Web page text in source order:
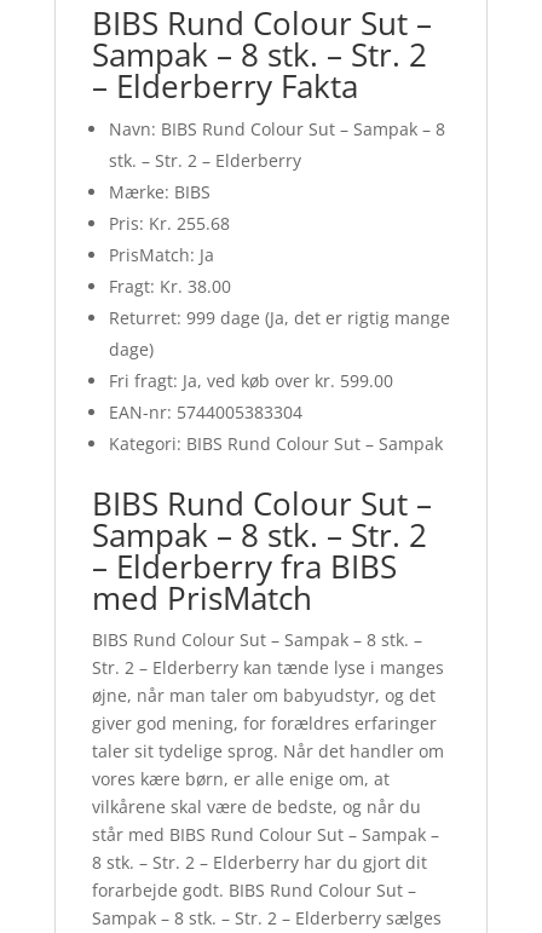
BIBS Rund Colour Sut –
Sampak – 8 stk. – Str. 2
– Elderberry Fakta
Navn: BIBS Rund Colour Sut – Sampak – 8
stk. – Str. 2 – Elderberry
Mærke: BIBS
Pris: Kr. 255.68
PrisMatch: Ja
Fragt: Kr. 38.00
Returret: 999 dage (Ja, det er rigtig mange
dage)
Fri fragt: Ja, ved køb over kr. 599.00
EAN-nr: 5744005383304
Kategori: BIBS Rund Colour Sut – Sampak
BIBS Rund Colour Sut –
Sampak – 8 stk. – Str. 2
– Elderberry fra BIBS
med PrisMatch
BIBS Rund Colour Sut – Sampak – 8 stk. –
Str. 2 – Elderberry kan tænde lyse i manges
øjne, når man taler om babyudstyr, og det
giver god mening, for forældres erfaringer
taler sit tydelige sprog. Når det handler om
vores kære børn, er alle enige om, at
vilkårene skal være de bedste, og når du
står med BIBS Rund Colour Sut – Sampak –
8 stk. – Str. 2 – Elderberry har du gjort dit
forarbejde godt. BIBS Rund Colour Sut –
Sampak – 8 stk. – Str. 2 – Elderberry sælges